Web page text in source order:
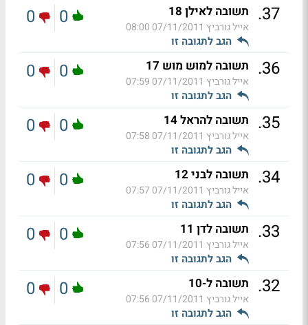
37
. תשובה לאילן 18
אייל גורביץ 07/11/2011 08:00
הגב לתגובה זו
0
0
36
. תשובה למוש מוש 17
אייל גורביץ 07/11/2011 07:59
הגב לתגובה זו
0
0
35
. תשובה להראל 14
אייל גורביץ 07/11/2011 07:58
הגב לתגובה זו
0
0
34
. תשובה לבני 12
אייל גורביץ 07/11/2011 07:57
הגב לתגובה זו
0
0
33
. תשובה לדן 11
אייל גורביץ 07/11/2011 07:56
הגב לתגובה זו
0
0
32
. תשובה ל-10
אייל גורביץ 07/11/2011 07:56
הגב לתגובה זו
0
0